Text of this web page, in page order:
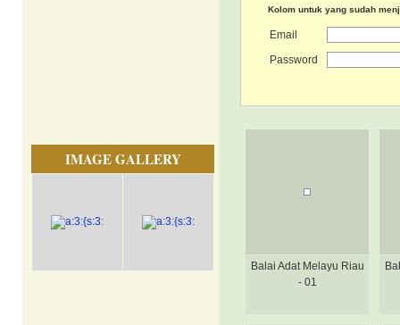
IMAGE GALLERY
Kolom untuk yang sudah
Email
Password
Balai Adat Melayu Riau
- 01